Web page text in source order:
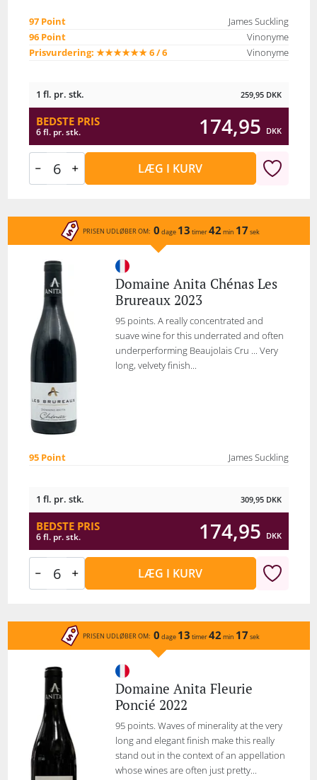
97 Point
James Suckling
96 Point
Vinonyme
Prisvurdering: ★★★★★★ 6 / 6
Vinonyme
1 fl. pr. stk. 259,95 DKK
BEDSTE PRIS
6 fl. pr. stk. 174,95 DKK
LÆG I KURV
PRISEN UDLØBER OM: 0 dage 13 timer42 min 17 sek
Domaine Anita Chénas Les
Brureaux 2023
95 points. A really concentrated and
suave wine for this underrated and often
underperforming Beaujolais Cru ... Very
long, velvety finish...
95 Point James Suckling
1 fl. pr. stk. 309,95 DKK
BEDSTE PRIS
6 fl. pr. stk. 174,95 DKK
LÆG I KURV
PRISEN UDLØBER OM: 0 dage 13 timer42 min 17 sek
Domaine Anita Fleurie
Poncié 2022
95 points. Waves of minerality at the very
long and elegant finish make this really
stand out in the context of an appellation
whose wines are often just pretty...